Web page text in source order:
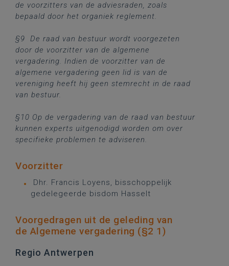
de voorzitters van de adviesraden, zoals
bepaald door het organiek reglement.
§9 De raad van bestuur wordt voorgezeten
door de voorzitter van de algemene
vergadering. Indien de voorzitter van de
algemene vergadering geen lid is van de
vereniging heeft hij geen stemrecht in de raad
van bestuur.
§10 Op de vergadering van de raad van bestuur
kunnen experts uitgenodigd worden om over
specifieke problemen te adviseren.
Voorzitter
Dhr. Francis Loyens, bisschoppelijk
gedelegeerde bisdom Hasselt
Voorgedragen uit de geleding van
de Algemene vergadering (§2 1)
Regio Antwerpen